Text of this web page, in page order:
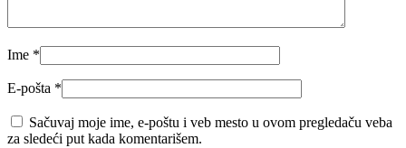
Ime *
E-pošta *
Sačuvaj moje ime, e-poštu i veb mesto u ovom pregledaču veba
za sledeći put kada komentarišem.